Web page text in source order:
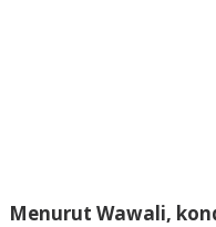
Menurut Wawali,